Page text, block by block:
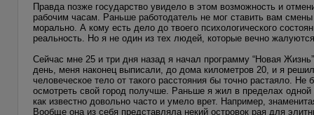
Правда позже государство увидело в этом возможность и
рабочим часам. Раньше работодатель не мог ставить вам
морально. А кому есть дело до твоего психологического
реальность. Но я не один из тех людей, которые вечно
Сейчас мне 25 и три дня назад я начал программу “Новая
день, меня наконец выписали, до дома километров 20, и я
человеческое тело от такого расстояния бы точно растаяло.
осмотреть свой город получше. Раньше я жил в пределах
как известно довольно часто и умело врет. Например,
Вообще она из себя представляла некий островок рая для